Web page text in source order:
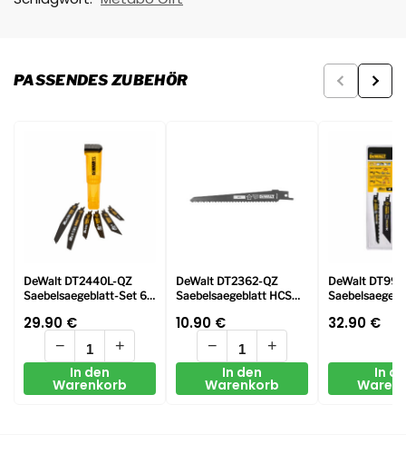
PASSENDES ZUBEHÖR
DeWalt DT2440L-QZ
Saebelsaegeblatt-Set 6-
29.90 €
−
+
In den
Warenkorb
DeWalt DT2362-QZ
Saebelsaegeblatt HCS
10.90 €
−
+
In den
Warenkorb
DeWalt
32.90 €
In